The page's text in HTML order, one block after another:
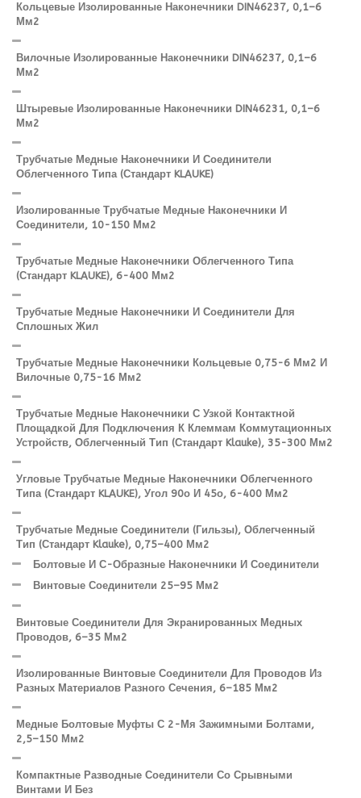
Кольцевые Изолированные Наконечники DIN46237, 0,1–6
Мм2
Вилочные Изолированные Наконечники DIN46237, 0,1–6
Мм2
Штыревые Изолированные Наконечники DIN46231, 0,1–6
Мм2
Трубчатые Медные Наконечники И Соединители
Облегченного Типа (стандарт KLAUKE)
Изолированные Трубчатые Медные Наконечники И
Соединители, 10-150 Мм2
Трубчатые Медные Наконечники Облегченного Типа
(стандарт KLAUKE), 6-400 Мм2
Трубчатые Медные Наконечники И Соединители Для
Сплошных Жил
Трубчатые Медные Наконечники Кольцевые 0,75-6 Мм2 И
Вилочные 0,75-16 Мм2
Трубчатые Медные Наконечники С Узкой Контактной
Площадкой Для Подключения К Клеммам Коммутационных
Устройств, Облегченный Тип (стандарт Klauke), 35-300 Мм2
Угловые Трубчатые Медные Наконечники Облегченного
Типа (стандарт KLAUKE), Угол 90о И 45о, 6-400 Мм2
Трубчатые Медные Соединители (гильзы), Облегченный
Тип (стандарт Klauke), 0,75–400 Мм2
Болтовые И С-Образные Наконечники И Соединители
Винтовые Соединители 25–95 Мм2
Винтовые Соединители Для Экранированных Медных
Проводов, 6–35 Мм2
Изолированные Винтовые Соединители Для Проводов Из
Разных Материалов Разного Сечения, 6–185 Мм2
Медные Болтовые Муфты С 2-Мя Зажимными Болтами,
2,5–150 Мм2
Компактные Разводные Соединители Со Срывными
Винтами И Без